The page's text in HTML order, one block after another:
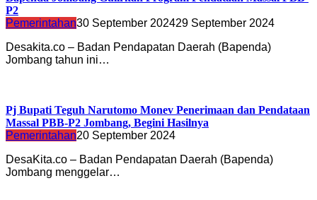
P2
Pemerintahan30 September 202429 September 2024
Desakita.co – Badan Pendapatan Daerah (Bapenda)
Jombang tahun ini…
Pj Bupati Teguh Narutomo Monev Penerimaan dan Pendataan
Massal PBB-P2 Jombang, Begini Hasilnya
Pemerintahan20 September 2024
DesaKita.co – Badan Pendapatan Daerah (Bapenda)
Jombang menggelar…